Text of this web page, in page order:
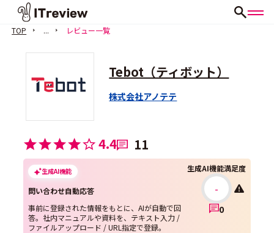
TOP ... レビュー一覧
Tebot（ティボット）
株式会社アノテテ
4.4 11
生成AI機能
問い合わせ自動応答
事前に登録された情報をもとに、AIが自動で回
答。社内マニュアルや資料を、テキスト入力 /
ファイルアップロード / URL指定で登録。
生成AI機能満足度
-
0